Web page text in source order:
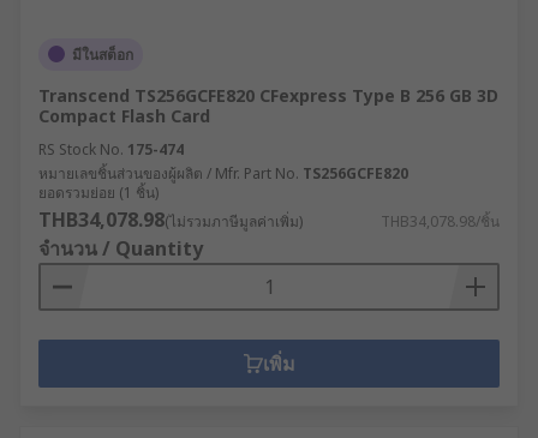
มีในสต็อก
Transcend TS256GCFE820 CFexpress Type B 256 GB 3D
Compact Flash Card
RS Stock No. 175-474
หมายเลขชิ้นส่วนของผู้ผลิต / Mfr. Part No. TS256GCFE820
ยอดรวมย่อย (1 ชิ้น)
THB34,078.98(ไม่รวมภาษีมูลค่าเพิ่ม) THB34,078.98/ชิ้น
จำนวน / Quantity
เพิ่ม